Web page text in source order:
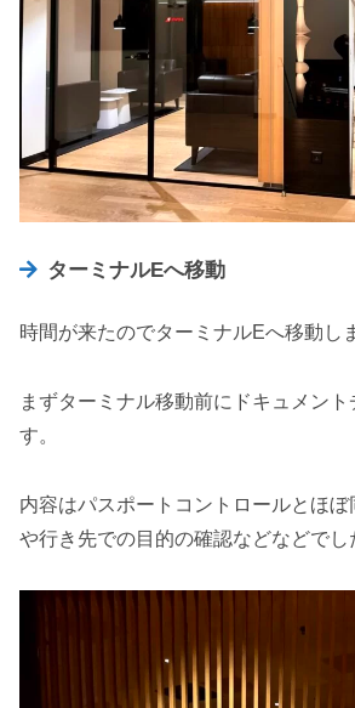
ターミナルEへ移動
時間が来たのでターミナルEへ移動し
まずターミナル移動前にドキュメント
す。
内容はパスポートコントロールとほぼ
や行き先での目的の確認などなどでし